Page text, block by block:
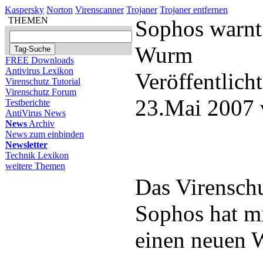
Kaspersky Norton Virenscanner Trojaner Trojaner entfernen
THEMEN
FREE Downloads
Antivirus Lexikon
Virenschutz Tutorial
Virenschutz Forum
Testberichte
AntiVirus News
News Archiv
News zum einbinden
Newsletter
Technik Lexikon
weitere Themen
Sophos
Wurm
23.Mai 2007
Das
Sophos hat
einen neuen